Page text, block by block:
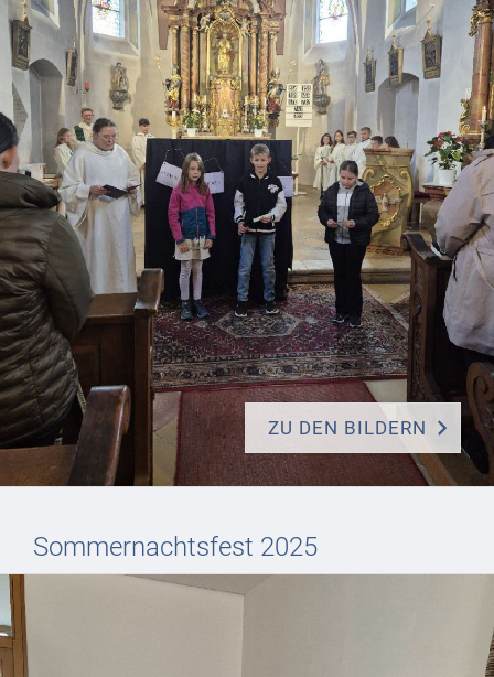
ZU DEN BILDERN
Sommernachtsfest 2025